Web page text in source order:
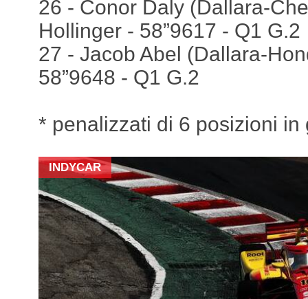
26 - Conor Daly (Dallara-
Hollinger - 58”9617 - Q1 G.2
27 - Jacob Abel (Dallara-
58”9648 - Q1 G.2
* penalizzati di 6 posizioni in
INDYCAR